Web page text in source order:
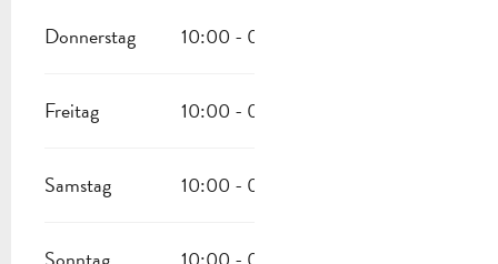
Donnerstag 10:00 - 00:00
Freitag 10:00 - 00:00
Samstag 10:00 - 00:00